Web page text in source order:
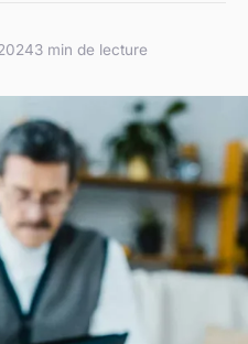
3 min de lecture